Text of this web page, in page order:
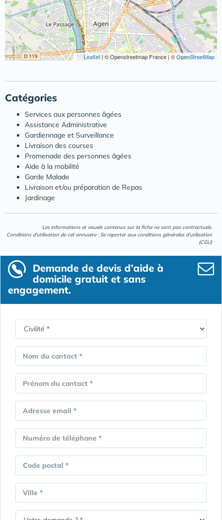
Leaflet|© Openstreetmap France | ©OpenStreetMap
Catégories
Services aux personnes âgées
Assistance Administrative
Gardiennage et Surveillance
Livraison des courses
Promenade des personnes âgées
Aide à la mobilité
Garde Malade
Livraison et/ou préparation de Repas
Jardinage
Les informations et visuels contenus sur la fiche ne sont pas contractuels.
Conditions d'utilisation de cet annuaire : Se reporter aux conditions générales d'utilisation
(CGU)
Demande de devis d’aide à
domicile gratuit et sans
engagement.
Nom du contact *
Prénom du contact *
Adresse email *
Numéro de téléphone *
Code postal *
Ville *